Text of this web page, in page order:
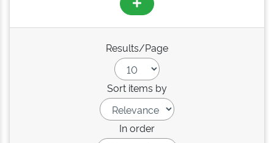
Results/Page
Sort items by
In order